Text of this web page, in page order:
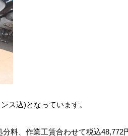
ス込)となっています。
料、作業工賃合わせて税込48,772